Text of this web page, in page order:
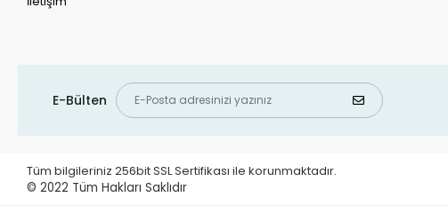
E-Bülten
Tüm bilgileriniz 256bit SSL Sertifikası ile korunmaktadır.
© 2022 Tüm Hakları Saklıdır